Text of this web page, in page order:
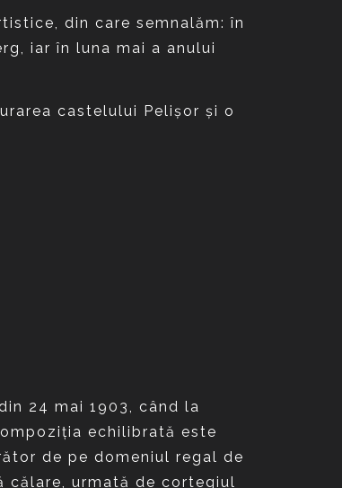
din care semnalăm: în
iar în luna mai a anului
castelului Pelişor şi o
24 mai 1903, când la
echilibrată este
de pe domeniul regal de
călare, urmată de cortegiul